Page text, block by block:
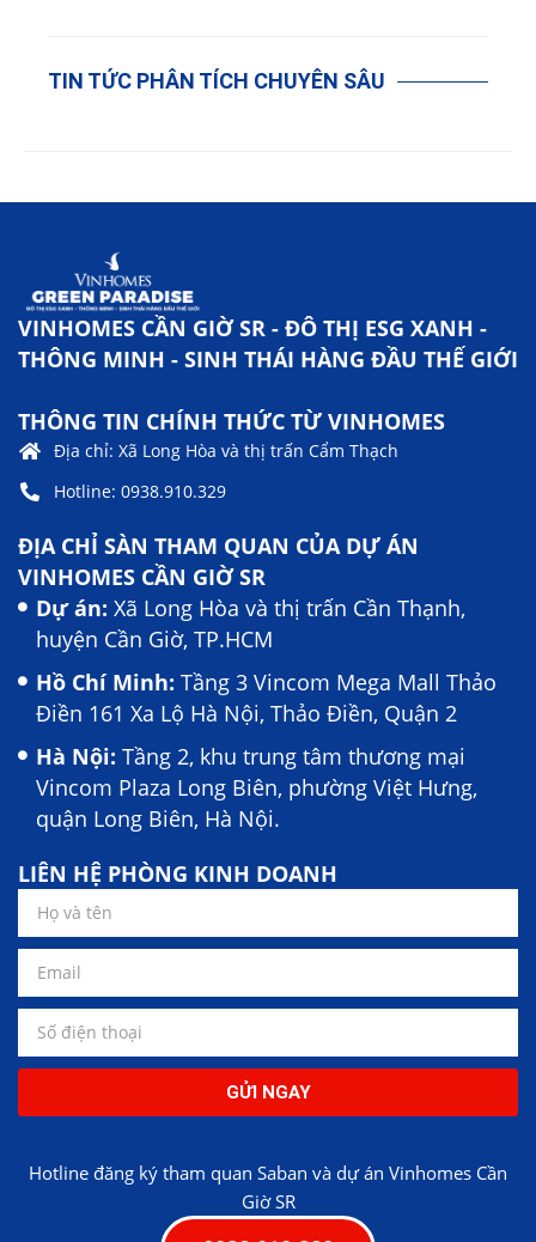
TIN TỨC PHÂN TÍCH CHUYÊN SÂU
VINHOMES CẦN GIỜ SR - ĐÔ THỊ ESG XANH -
THÔNG MINH - SINH THÁI HÀNG ĐẦU THẾ GIỚI
THÔNG TIN CHÍNH THỨC TỪ VINHOMES
Địa chỉ: Xã Long Hòa và thị trấn Cẩm Thạch
Hotline: 0938.910.329
ĐỊA CHỈ SÀN THAM QUAN CỦA DỰ ÁN
VINHOMES CẦN GIỜ SR
Dự án: Xã Long Hòa và thị trấn Cần Thạnh,
huyện Cần Giờ, TP.HCM
Hồ Chí Minh: Tầng 3 Vincom Mega Mall Thảo
Điền 161 Xa Lộ Hà Nội, Thảo Điền, Quận 2
Hà Nội: Tầng 2, khu trung tâm thương mại
Vincom Plaza Long Biên, phường Việt Hưng,
quận Long Biên, Hà Nội.
LIÊN HỆ PHÒNG KINH DOANH
GỬI NGAY
Hotline đăng ký tham quan Saban và dự án Vinhomes Cần
Giờ SR